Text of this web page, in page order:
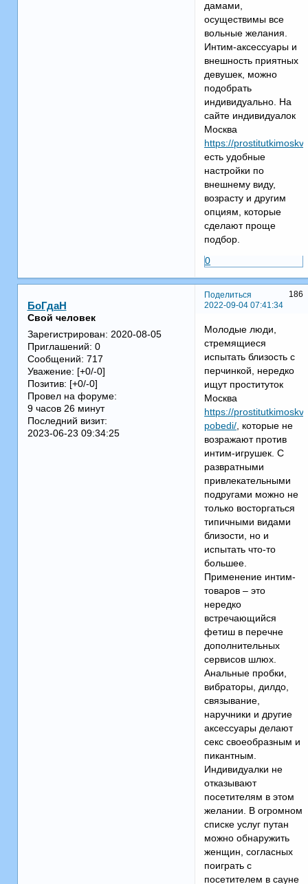
дамами,
осуществимы все
вольные желания.
Интим-аксессуары и
внешность приятных
девушек, можно
подобрать
индивидуально. На
сайте индивидуалок
Москва
https://
есть удобные
настройки по
внешнему виду,
возрасту и другим
опциям, которые
сделают проще
подбор.
0
Поделиться
186
2022-09-04 07:41:34
БоГдаН
Свой человек
Зарегистрирован: 2020-08-05
Приглашений: 0
Сообщений: 717
Уважение: [+0/-0]
Позитив: [+0/-0]
Провел на форуме:
9 часов 26 минут
Последний визит:
2023-06-23 09:34:25
Молодые люди,
стремящиеся
испытать близость с
перчинкой, нередко
ищут проституток
Москва
https://
pobedi/ , которые не
возражают против
интим-игрушек. С
развратными
привлекательными
подругами можно не
только восторгаться
типичными видами
близости, но и
испытать что-то
большее.
Применение интим-
товаров – это
нередко
встречающийся
фетиш в перечне
дополнительных
сервисов шлюх.
Анальные пробки,
вибраторы, дилдо,
связывание,
наручники и другие
аксессуары делают
секс своеобразным и
пикантным.
Индивидуалки не
отказывают
посетителям в этом
желании. В огромном
списке услуг путан
можно обнаружить
женщин, согласных
поиграть с
посетителем в сауне